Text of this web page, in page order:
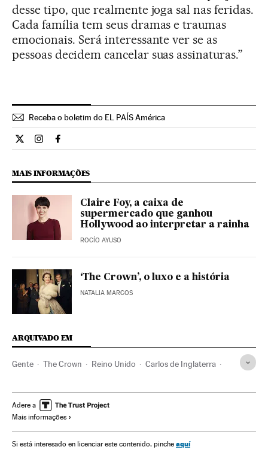
desse tipo, que realmente joga sal nas feridas.
Cada família tem seus dramas e traumas
emocionais. Será interessante ver se as
pessoas decidem cancelar suas assinaturas.”
Receba o boletim do EL PAÍS América
Cultura El País Brasil en Twitter
Cultura El País Brasil en Instagram
Cultura El País Brasil en Facebook
MAIS INFORMAÇÕES
Claire Foy, a caixa de
supermercado que ganhou
Hollywood ao interpretar a rainha
ROCÍO AYUSO
‘The Crown’, o luxo e a história
NATALIA MARCOS
ARQUIVADO EM
Gente The Crown Reino Unido Carlos de Inglaterra
Realeza Séries tv Série dramática
Lady Di
Adere a
Mais informações
Si está interesado en licenciar este contenido, pinche aquí